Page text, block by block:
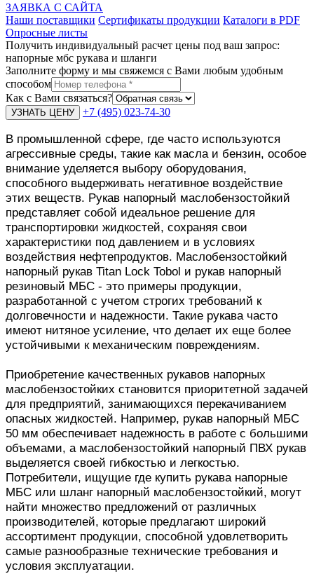
ЗАЯВКА С САЙТА
Наши поставщики Сертификаты продукции Каталоги в PDF
Опросные листы
Получить индивидуальный расчет цены под ваш запрос:
напорные мбс рукава и шланги
Заполните форму и мы свяжемся с Вами любым удобным
способом
Как с Вами связаться?
+7 (495) 023-74-30
В промышленной сфере, где часто используются
агрессивные среды, такие как масла и бензин, особое
внимание уделяется выбору оборудования,
способного выдерживать негативное воздействие
этих веществ. Рукав напорный маслобензостойкий
представляет собой идеальное решение для
транспортировки жидкостей, сохраняя свои
характеристики под давлением и в условиях
воздействия нефтепродуктов. Маслобензостойкий
напорный рукав Titan Lock Tobol и рукав напорный
резиновый МБС - это примеры продукции,
разработанной с учетом строгих требований к
долговечности и надежности. Такие рукава часто
имеют нитяное усиление, что делает их еще более
устойчивыми к механическим повреждениям.
Приобретение качественных рукавов напорных
маслобензостойких становится приоритетной задачей
для предприятий, занимающихся перекачиванием
опасных жидкостей. Например, рукав напорный МБС
50 мм обеспечивает надежность в работе с большими
объемами, а маслобензостойкий напорный ПВХ рукав
выделяется своей гибкостью и легкостью.
Потребители, ищущие где купить рукава напорные
МБС или шланг напорный маслобензостойкий, могут
найти множество предложений от различных
производителей, которые предлагают широкий
ассортимент продукции, способной удовлетворить
самые разнообразные технические требования и
условия эксплуатации.